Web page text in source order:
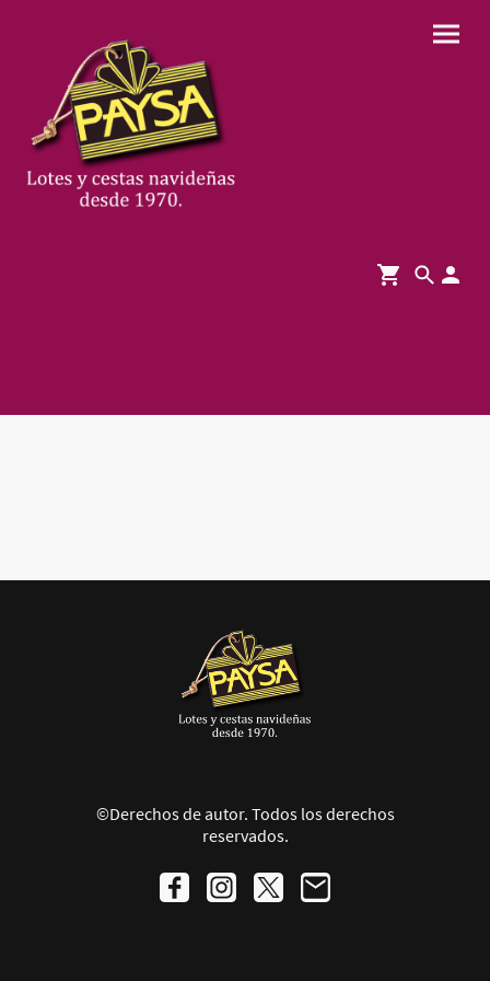
©Derechos de autor. Todos los derechos
reservados.